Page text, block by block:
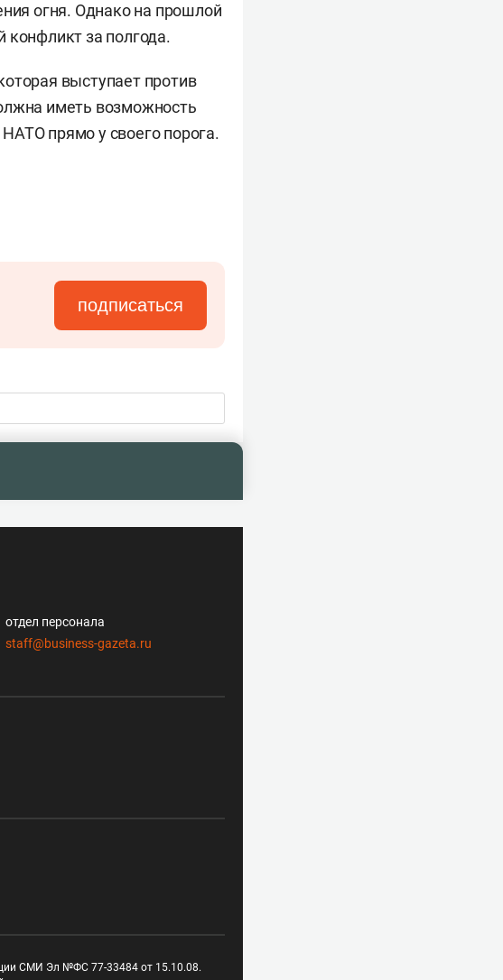
огня. Однако на прошлой
конфликт за полгода.
выступает против
иметь возможность
прямо у своего порога.
подписаться
отдел персонала
staff@business-gazeta.ru
СМИ Эл №ФС 77-33484 от 15.10.08.